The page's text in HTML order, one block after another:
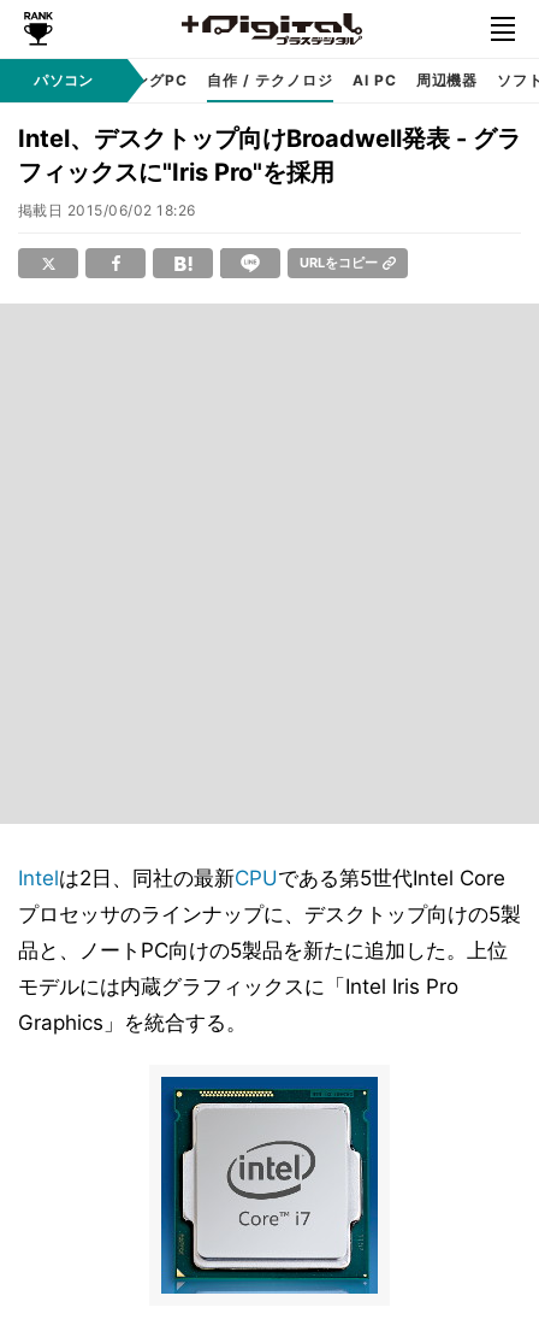
パソコン
PC本体 ゲーミングPC 自作 / テクノロジ AI PC 周辺機器 ソフ
Intel、デスクトップ向けBroadwell発表 - グラ
フィックスに"Iris Pro"を採用
掲載日 2015/06/02 18:26
URLをコピー
Intelは2日、同社の最新CPUである第5世代Intel Core
プロセッサのラインナップに、デスクトップ向けの5製
品と、ノートPC向けの5製品を新たに追加した。上位
モデルには内蔵グラフィックスに「Intel Iris Pro
Graphics」を統合する。